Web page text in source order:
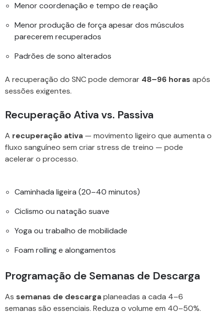
Menor coordenação e tempo de reação
Menor produção de força apesar dos músculos
parecerem recuperados
Padrões de sono alterados
A recuperação do SNC pode demorar 48–96 horas após
sessões exigentes.
Recuperação Ativa vs. Passiva
A recuperação ativa — movimento ligeiro que aumenta o
fluxo sanguíneo sem criar stress de treino — pode
acelerar o processo.
Caminhada ligeira (20–40 minutos)
Ciclismo ou natação suave
Yoga ou trabalho de mobilidade
Foam rolling e alongamentos
Programação de Semanas de Descarga
As semanas de descargaplaneadas a cada 4–6
semanas são essenciais. Reduza o volume em 40–50%.